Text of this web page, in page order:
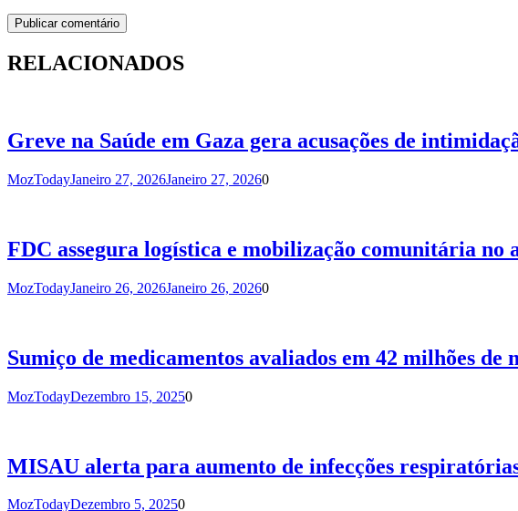
RELACIONADOS
Greve na Saúde em Gaza gera acusações de
MozTodayJaneiro 27, 2026Janeiro 27, 20260
FDC assegura logística e mobilização comunitária
MozTodayJaneiro 26, 2026Janeiro 26, 20260
Sumiço de medicamentos avaliados em 42 milhões
MozTodayDezembro 15, 20250
MISAU alerta para aumento de infecções
MozTodayDezembro 5, 20250